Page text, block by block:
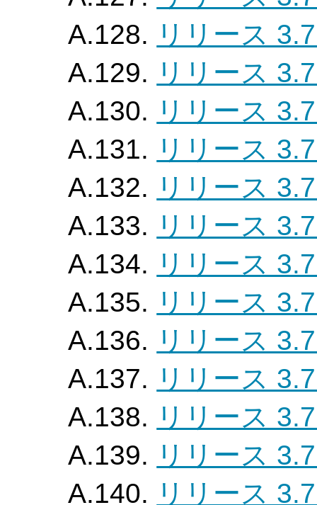
A.128. リリース
A.129. リリース
A.130. リリース
A.131. リリース
A.132. リリース
A.133. リリース
A.134. リリース
A.135. リリース
A.136. リリース
A.137. リリース
A.138. リリース
A.139. リリース
A.140. リリース